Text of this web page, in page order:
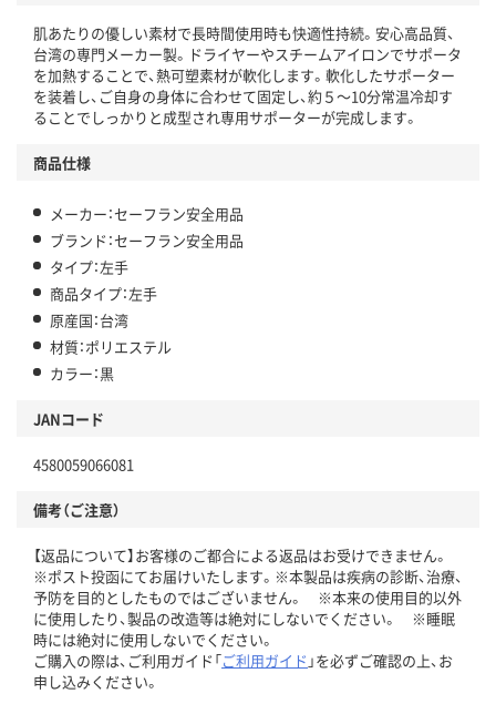
肌あたりの優しい素材で長時間使用時も快適性持続。安心高品質、
台湾の専門メーカー製。ドライヤーやスチームアイロンでサポータ
を加熱することで、熱可塑素材が軟化します。軟化したサポーター
を装着し、ご自身の身体に合わせて固定し、約５～10分常温冷却す
ることでしっかりと成型され専用サポーターが完成します。
商品仕様
メーカー：セーフラン安全用品
ブランド：セーフラン安全用品
タイプ：左手
商品タイプ：左手
原産国：台湾
材質：ポリエステル
カラー：黒
JANコード
4580059066081
備考（ご注意）
【返品について】お客様のご都合による返品はお受けできません。
※ポスト投函にてお届けいたします。※本製品は疾病の診断、治療、
予防を目的としたものではございません。 ※本来の使用目的以外
に使用したり、製品の改造等は絶対にしないでください。 ※睡眠
時には絶対に使用しないでください。
ご購入の際は、ご利用ガイド「ご利用ガイド 」を必ずご確認の上、お
申し込みください。